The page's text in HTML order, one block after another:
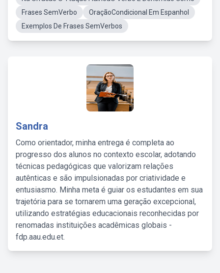
Frases SemVerbo
OraçãoCondicional Em Espanhol
Exemplos De Frases SemVerbos
Sandra
Como orientador, minha entrega é completa ao
progresso dos alunos no contexto escolar, adotando
técnicas pedagógicas que valorizam relações
autênticas e são impulsionadas por criatividade e
entusiasmo. Minha meta é guiar os estudantes em sua
trajetória para se tornarem uma geração excepcional,
utilizando estratégias educacionais reconhecidas por
renomadas instituições acadêmicas globais -
fdp.aau.edu.et.